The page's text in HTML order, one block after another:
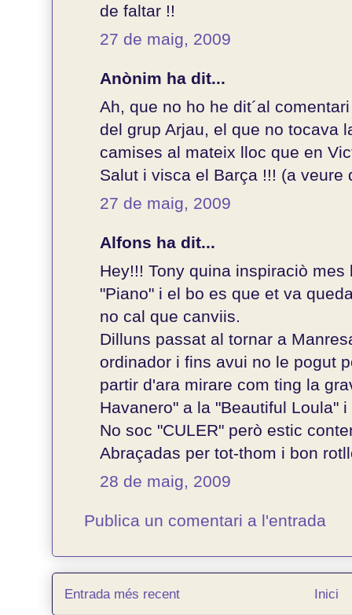
de faltar !!
27 de maig, 2009
Anònim ha dit...
Ah, que no ho he dit´al
del grup Arjau, el que no tocava
camises al mateix lloc que en
Salut i visca el Barça !!! (a veure
27 de maig, 2009
Alfons ha dit...
Hey!!! Tony quina inspiraciò
"Piano" i el bo es que et va
no cal que canviis.
Dilluns passat al tornar a
ordinador i fins avui no le pogut
partir d'ara mirare com ting la
Havanero" a la "Beautiful Loula"
No soc "CULER" però estic
Abraçadas per tot-thom i bon
28 de maig, 2009
Publica un comentari a l'entrada
Entrada més recent Inici